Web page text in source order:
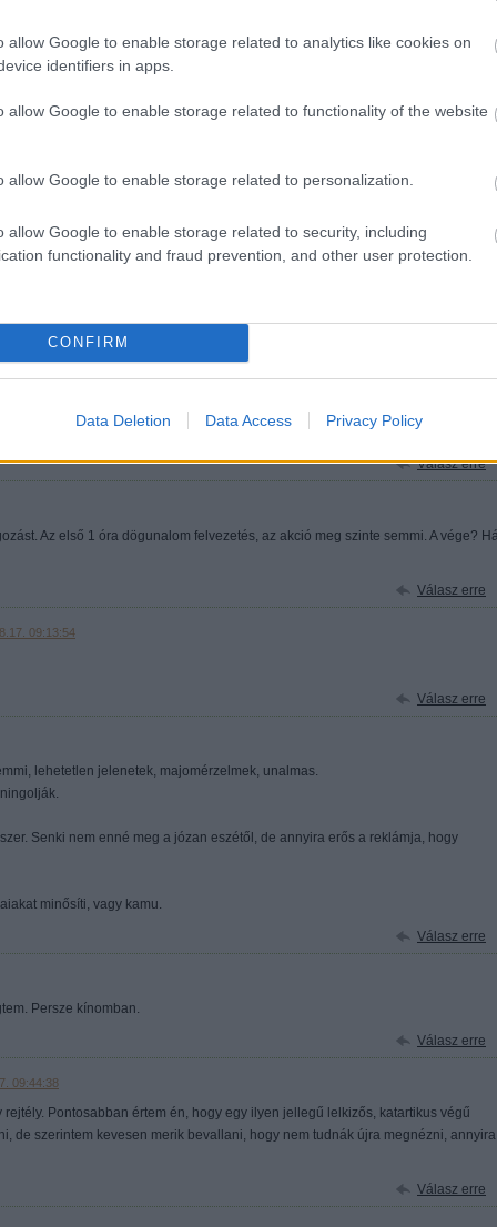
allow Google to enable storage related to analytics like cookies on
identifiers in apps.
allow Google to enable storage related to functionality of the website
allow Google to enable storage related to personalization.
allow Google to enable storage related to security, including
functionality and fraud prevention, and other user protection.
CONFIRM
Data Deletion Data Access Privacy Policy
"avatottabb szem"? (És meg sem merem kérdezni, hogy éppen milyen húgyfos
kritikák után is nehéz elhinni, hogy érdemes megnézni.
egésztől, de ott pozitívat csalódtam, mert a nézők számára is kínos fércmű
filmet kaptam.
Válasz erre
az alap sablonra, az eredeti totál szétesett, hogy mitől, kutatjuk.
Válasz erre
Az első 1 óra dögunalom felvezetés, az akció meg szinte semmi. A vége?
Válasz erre
09:13:54
Válasz erre
lehetetlen jelenetek, majomérzelmek, unalmas.
Senki nem enné meg a józan eszétől, de annyira erős a reklámja, hogy
minősíti, vagy kamu.
Válasz erre
Persze kínomban.
Válasz erre
09:44:38
rejtély. Pontosabban értem én, hogy egy ilyen jellegű lelkizős, katartikus végű
de szerintem kevesen merik bevallani, hogy nem tudnák újra megnézni, annyira
Válasz erre